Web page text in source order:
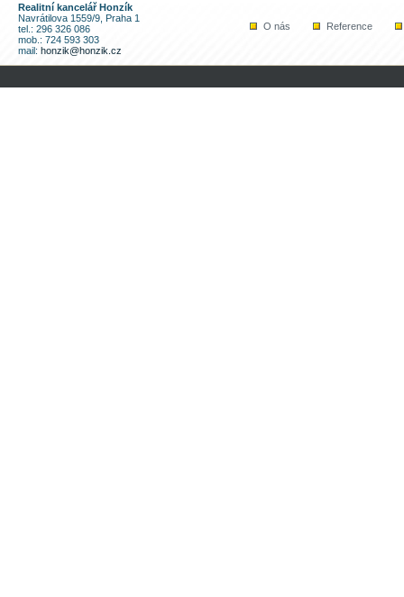
Realitní kancelář Honzík
Navrátilova 1559/9, Praha 1
tel.: 296 326 086
mob.: 724 593 303
mail: honzik@honzik.cz
O nás Reference